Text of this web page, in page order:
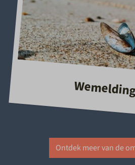
Ontdek meer van de